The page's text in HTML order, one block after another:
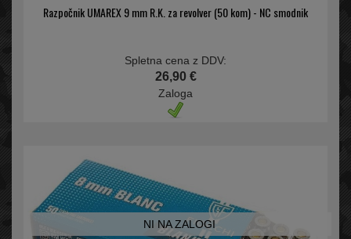
Razpočnik UMAREX 9 mm R.K. za revolver (50 kom) - NC smodnik
Spletna cena z DDV:
26,90 €
Zaloga
NI NA ZALOGI